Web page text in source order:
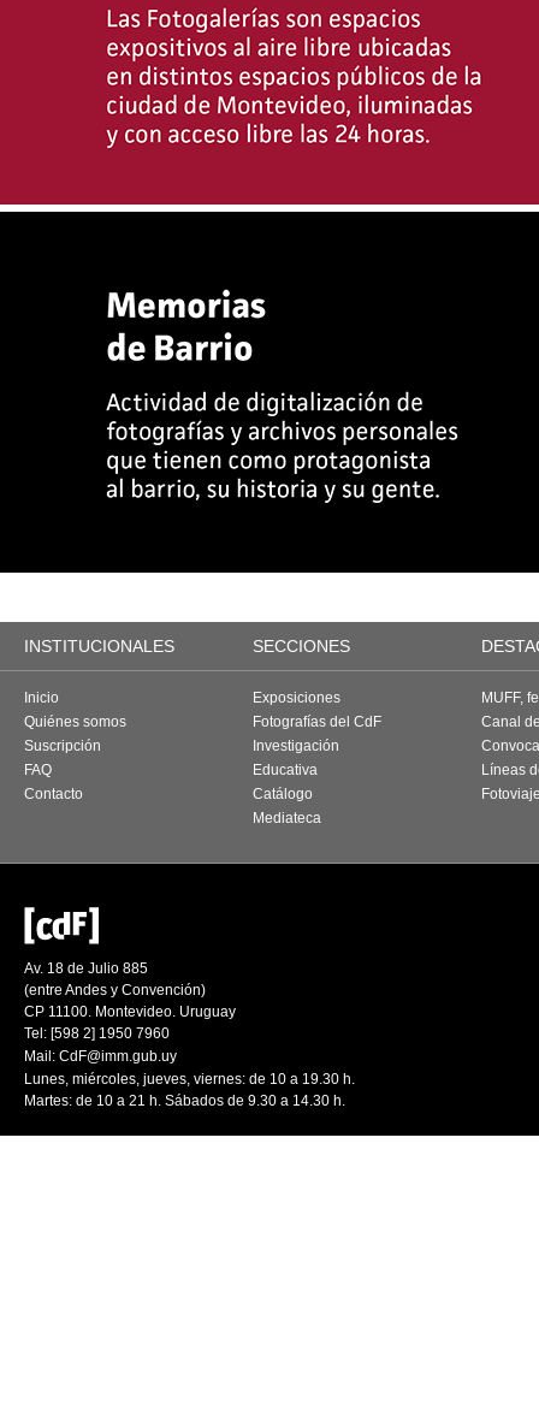
INSTITUCIONALES SECCIONES
Inicio
Quiénes somos
Suscripción
FAQ
Contacto
Exposiciones
Fotografías del CdF
Investigación
Educativa
Catálogo
Mediateca
MUFF,
Canal
Líneas
Av. 18 de Julio 885
(entre Andes y Convención)
CP 11100. Montevideo. Uruguay
Tel: [598 2] 1950 7960
Mail: CdF@imm.gub.uy
Lunes, miércoles, jueves, viernes: de 10 a 19.30 h.
Martes: de 10 a 21 h. Sábados de 9.30 a 14.30 h.